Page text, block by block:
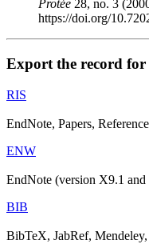
Protée 28, no. 3
https://doi.org/
Export the record for
RIS
EndNote, Papers,
ENW
EndNote (version X9.1 and
BIB
BibTeX, JabRef,